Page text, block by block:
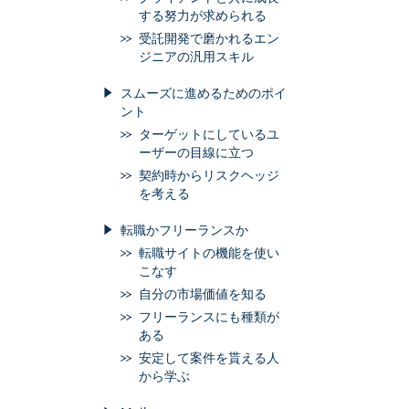
する努力が求められる
受託開発で磨かれるエン
ジニアの汎用スキル
スムーズに進めるためのポイ
ント
ターゲットにしているユ
ーザーの目線に立つ
契約時からリスクヘッジ
を考える
転職かフリーランスか
転職サイトの機能を使い
こなす
自分の市場価値を知る
フリーランスにも種類が
ある
安定して案件を貰える人
から学ぶ